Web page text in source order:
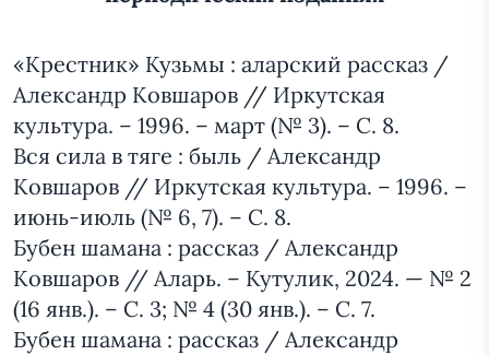
«Крестник» Кузьмы : аларский рассказ /
Александр Ковшаров // Иркутская
культура. – 1996. – март (№ 3). – С. 8.
Вся сила в тяге : быль / Александр
Ковшаров // Иркутская культура. – 1996. –
июнь-июль (№ 6, 7). – С. 8.
Бубен шамана : рассказ / Александр
Ковшаров // Аларь. – Кутулик, 2024. — № 2
(16 янв.). – С. 3; № 4 (30 янв.). – С. 7.
Бубен шамана : рассказ / Александр